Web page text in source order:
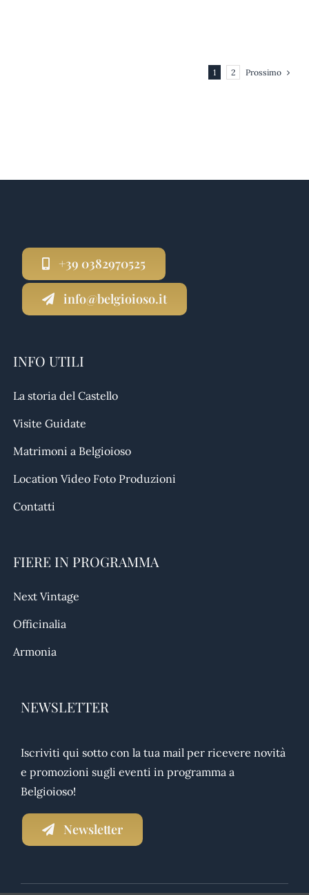
1 2 Prossimo
+39 0382970525
info@belgioioso.it
INFO UTILI
La storia del Castello
Visite Guidate
Matrimoni a Belgioioso
Location Video Foto Produzioni
Contatti
FIERE IN PROGRAMMA
Next Vintage
Officinalia
Armonia
NEWSLETTER
Iscriviti qui sotto con la tua mail per ricevere novità
e promozioni sugli eventi in programma a
Belgioioso!
Newsletter